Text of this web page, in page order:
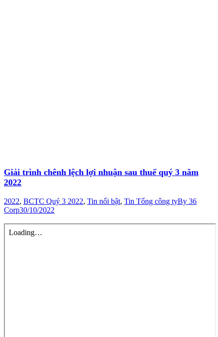
Giải trình chênh lệch lợi nhuận sau thuế quý 3 năm
2022
2022, BCTC Quý 3 2022, Tin nổi bật, Tin Tổng công tyBy 36
Corp30/10/2022